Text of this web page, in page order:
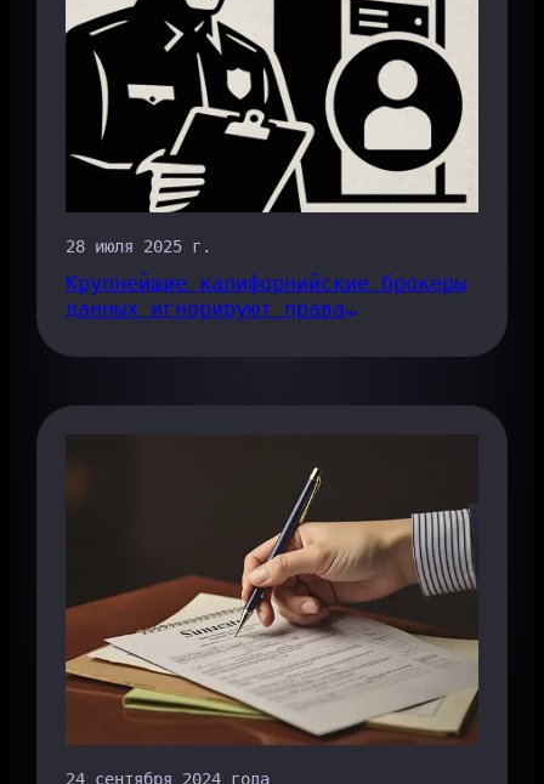
28 июля 2025 г.
Крупнейшие калифорнийские брокеры
данных игнорируют права
24 сентября 2024 года